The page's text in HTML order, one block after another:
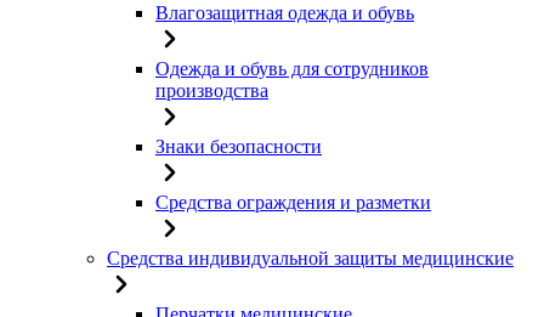
Влагозащитная одежда и обувь
Одежда и обувь для сотрудников
производства
Знаки безопасности
Средства ограждения и разметки
Средства индивидуальной защиты медицинские